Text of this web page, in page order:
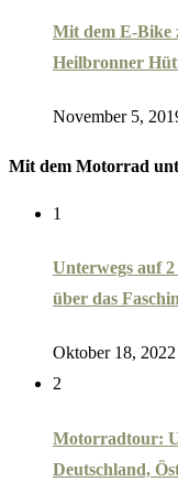
Mit dem E-Bike
Heilbronner
November 5,
Mit dem Motorrad
1
Unterwegs auf
über das
Oktober 18, 2022
2
Motorradtour:
Deutschland,